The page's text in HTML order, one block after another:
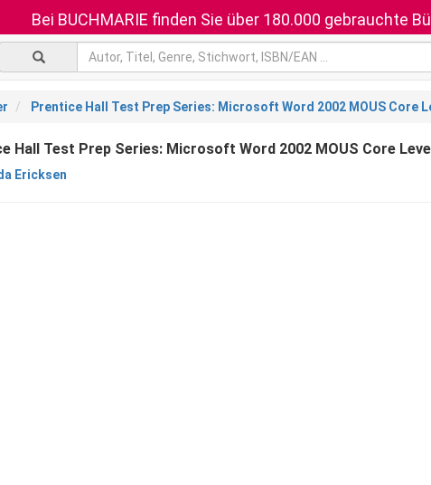
Bei BUCHMARIE finden Sie über 180.000 gebrauchte
Prentice Hall Test Prep Series: Microsoft Word 2002 MOUS Core
Hall Test Prep Series: Microsoft Word 2002 MOUS Core
Ericksen